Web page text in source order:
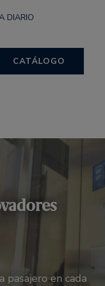
DIARIO
CATÁLOGO
pasajero en cada